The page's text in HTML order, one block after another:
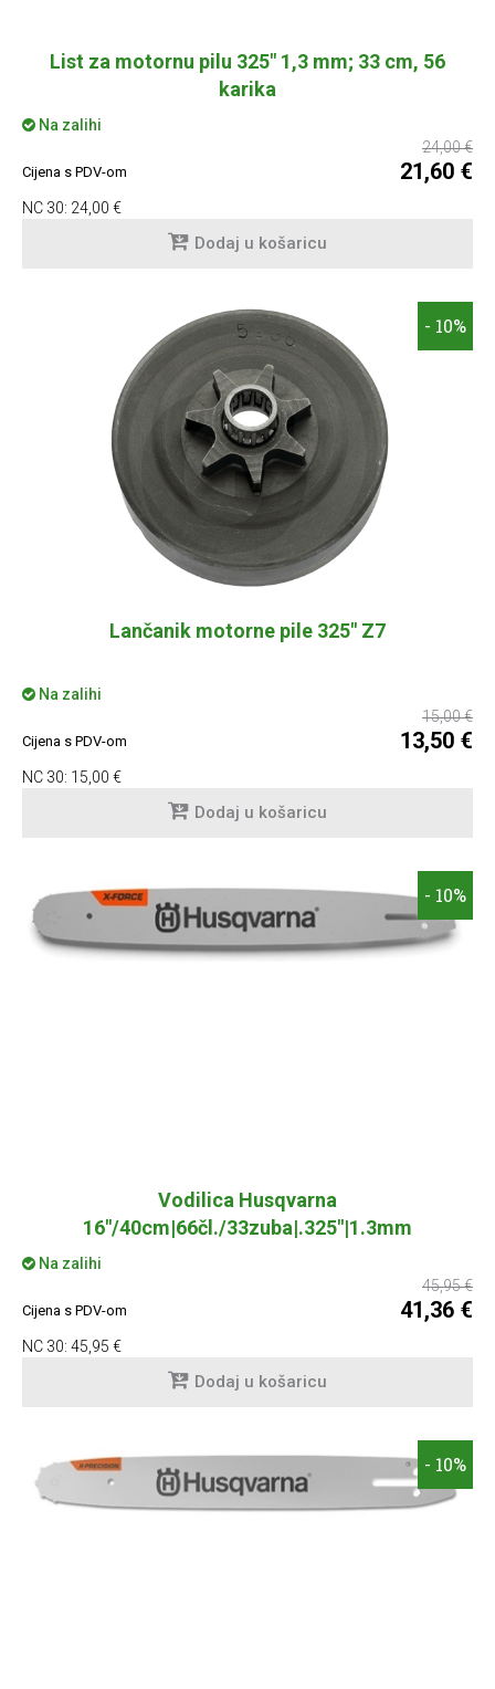
List za motornu pilu 325" 1,3 mm; 33 cm, 56
karika
Na zalihi
24,00 €
Cijena s PDV-om 21,60 €
NC 30: 24,00 €
Dodaj u košaricu
- 10%
Lančanik motorne pile 325" Z7
Na zalihi
15,00 €
Cijena s PDV-om 13,50 €
NC 30: 15,00 €
Dodaj u košaricu
- 10%
Vodilica Husqvarna
16"/40cm|66čl./33zuba|.325"|1.3mm
Na zalihi
45,95 €
Cijena s PDV-om 41,36 €
NC 30: 45,95 €
Dodaj u košaricu
- 10%